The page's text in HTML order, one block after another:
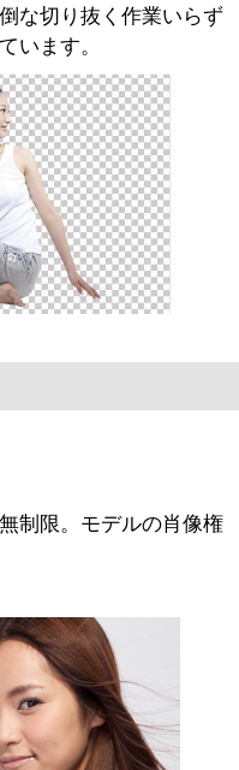
な切り抜く作業いらず
います。
制限。モデルの肖像権